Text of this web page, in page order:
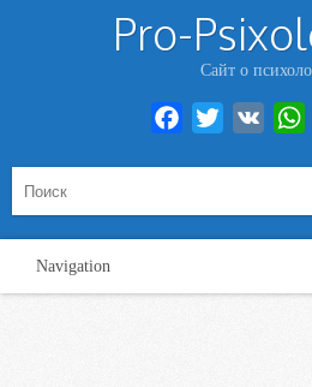
Pro-
Сайт о
Facebook
Twitter VK
Navigation